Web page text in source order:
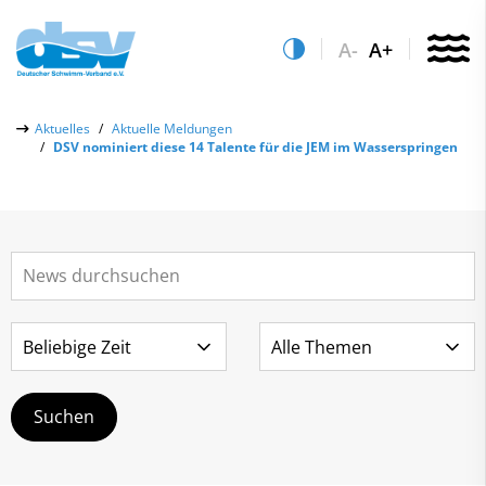
A- A+
Aktuelles
Aktuelle Meldungen
DSV nominiert diese 14 Talente für die JEM im Wasserspringen
Über uns
Social-Media-Wall
Leistungs- & Wettkampfsport
Schwimmen lernen
Sportentwicklung
Service
Quicklinks
Vereinsfinder
Lizenzwesen
Zentrale Hinweisstelle
Recht auf sicheren Schwimmsport